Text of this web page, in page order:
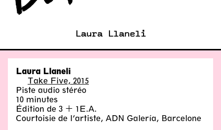
Laura Llaneli
Laura Llaneli
Take Five, 2015
Piste audio stéréo
10 minutes
Édition de 3 + 1E.A.
Courtoisie de l’artiste, ADN Galería, Barcelone